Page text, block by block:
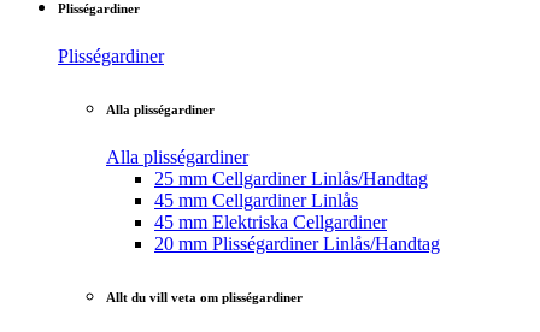
Plisségardiner
Plisségardiner
Alla plisségardiner
Alla plisségardiner
25 mm Cellgardiner Linlås/Handtag
45 mm Cellgardiner Linlås
45 mm Elektriska Cellgardiner
20 mm Plisségardiner Linlås/Handtag
Allt du vill veta om plisségardiner